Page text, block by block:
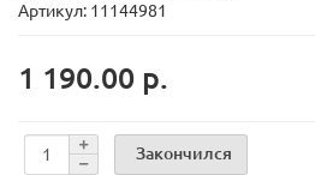
Артикул: 11144981
1 190.00 р.
Закончился